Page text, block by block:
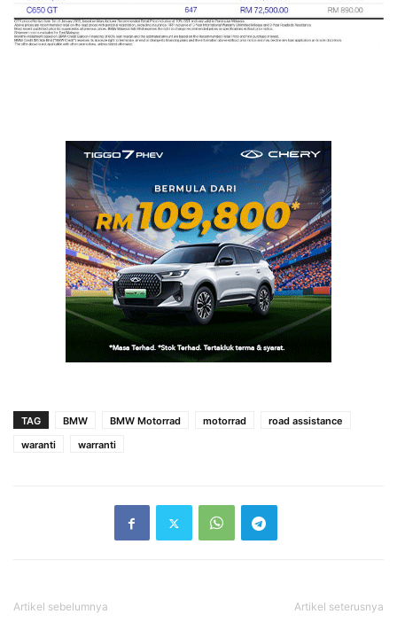
TAG BMW BMW Motorrad motorrad
road assistance
waranti
warranti
Artikel sebelumnya Artikel seterusnya